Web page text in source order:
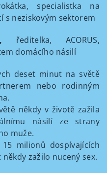
specialistka na
s neziskovým sektorem
ředitelka, ACORUS,
domácího násilí
deset minut na světě
nebo rodinným
někdy v životě zažila
násilí ze strany
muže.
milionů dospívajících
někdy zažilo nucený sex.